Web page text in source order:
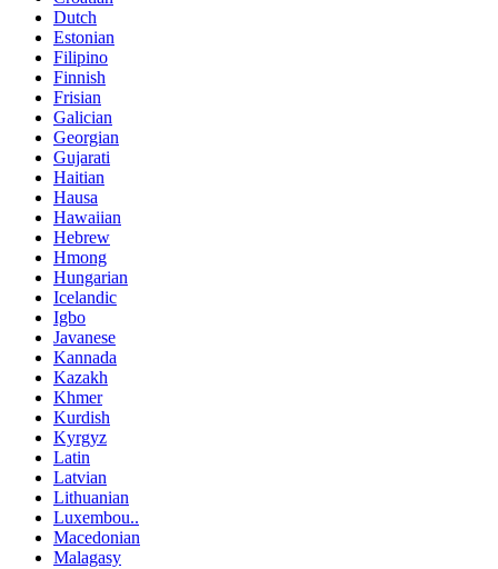
Dutch
Estonian
Filipino
Finnish
Frisian
Galician
Georgian
Gujarati
Haitian
Hausa
Hawaiian
Hebrew
Hmong
Hungarian
Icelandic
Igbo
Javanese
Kannada
Kazakh
Khmer
Kurdish
Kyrgyz
Latin
Latvian
Lithuanian
Luxembou..
Macedonian
Malagasy